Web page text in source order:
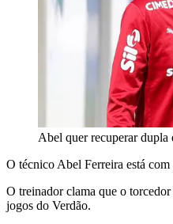
Abel quer recuperar dupla
O técnico Abel Ferreira está
O treinador clama que o
jogos do Verdão.